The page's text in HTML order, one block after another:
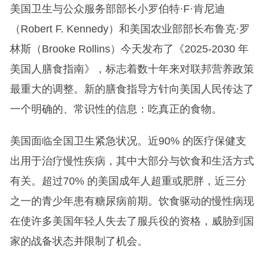
美国卫生与公众服务部部长小罗伯特·F·肯尼迪
（Robert F. Kennedy）和美国农业部部长布鲁克·罗
林斯（Brooke Rollins）今天发布了《2025-2030 年
美国人膳食指南》，标志着数十年来对联邦营养政策
最重大的调整。新的膳食指导方针向美国人民传达了
一个明确的、常识性的信息：吃真正的食物。
美国面临全国卫生紧急状况。近90% 的医疗保健支
出用于治疗慢性疾病，其中大部分与饮食和生活方式
有关。超过70% 的美国成年人超重或肥胖，近三分
之一的青少年患有糖尿病前期。饮食驱动的慢性病现
在使许多美国年轻人失去了服兵役的资格，威胁到国
家的战备状态并限制了机会。